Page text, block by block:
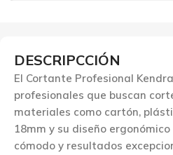
DESCRIPCCIÓN
El Cortante Profesional
profesionales que buscan
materiales como cartón,
18mm y su diseño
cómodo y resultados